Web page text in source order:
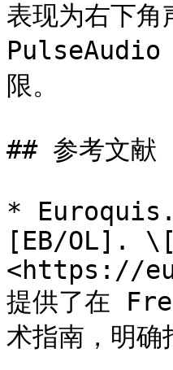
表现为右下角
PulseAudio
限。
## 参考文献
* Euroquis.
[EB/OL].
<https://
提供了在
术指南，明